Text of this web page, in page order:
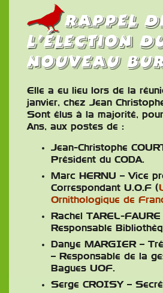
Rappel
l’élection
nouveau
Elle a eu lieu lors de la
janvier, chez Jean
Sont élus à la majorité,
Ans, aux postes de :
Jean-Christophe
Président du CODA.
Marc HERNU – Vice
Correspondant U.O.F (
Ornithologique de
Rachel TAREL-
Responsable
Danye MARGIER –
– Responsable de la
Bagues UOF.
Serge CROISY –